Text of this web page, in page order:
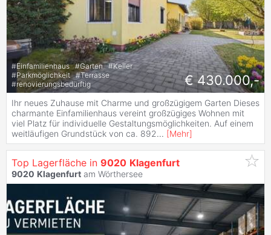
#Einfamilienhaus #Garten #Keller
#Parkmöglichkeit #Terrasse
#renovierungsbedürftig € 430.000,-
Ihr neues Zuhause mit Charme und großzügigem Garten Dieses
charmante Einfamilienhaus vereint großzügiges Wohnen mit
viel Platz für individuelle Gestaltungsmöglichkeiten. Auf einem
weitläufigen Grundstück von ca. 892... [Mehr]
Top Lagerfläche in 9020 Klagenfurt
9020 Klagenfurt am Wörthersee